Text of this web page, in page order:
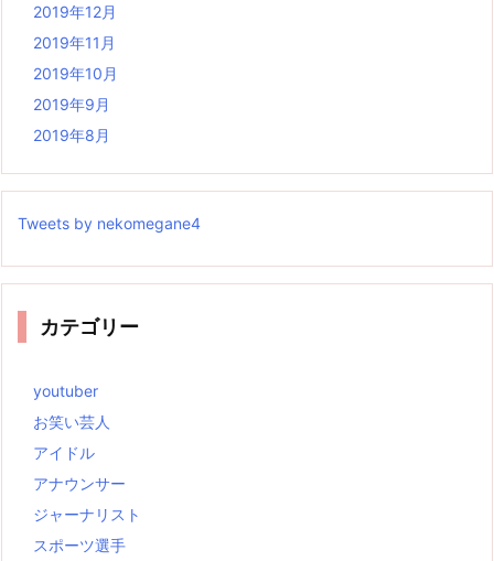
2019年12月
2019年11月
2019年10月
2019年9月
2019年8月
Tweets by nekomegane4
カテゴリー
youtuber
お笑い芸人
アイドル
アナウンサー
ジャーナリスト
スポーツ選手